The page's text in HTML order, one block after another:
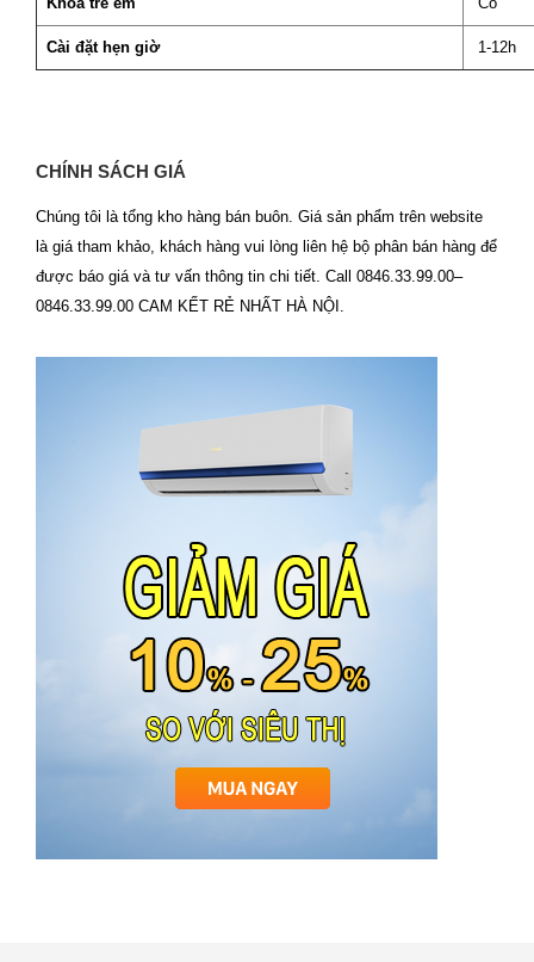
Cài đặt hẹn giờ 1-12h
CHÍNH SÁCH GIÁ
Chúng tôi là tổng kho hàng bán buôn. Giá sản phẩm trên website
là giá tham khảo, khách hàng vui lòng liên hệ bộ phân bán hàng để
được báo giá và tư vấn thông tin chi tiết. Call 0846.33.99.00–
0846.33.99.00 CAM KẾT RẺ NHẤT HÀ NỘI.